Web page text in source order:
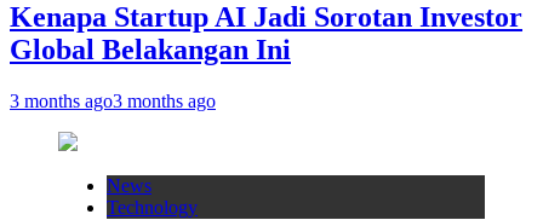
Kenapa Startup AI Jadi Sorotan Investor
Global Belakangan Ini
3 months ago3 months ago
News
Technology